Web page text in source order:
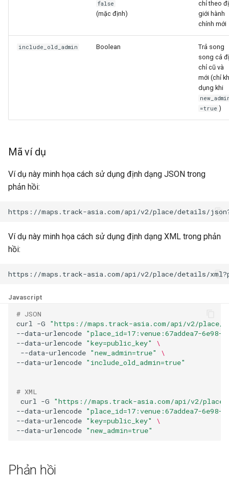
false
(mặc định)
chỉ theo
giới hành
chính mới
include_old_admin Boolean
Trả song
song cả
chỉ cũ và
mới (chỉ
dụng khi
=true )
Mã ví dụ
Ví dụ này minh họa cách sử dụng định dạng JSON trong
phản hồi:
Ví dụ này minh họa cách sử dụng định dạng XML trong phản
hồi:
Javascript
# JSON
curl
-G
"https://maps.track-asia.com/api/v2/
--data-urlencode "place_id=17:venue:67addea7-6e98-
--data-urlencode "key=public_key"
\
--data-urlencode "new_admin=true"
\
--data-urlencode "include_old_admin=true"
# XML
curl
-G
"https://maps.track-asia.com/api/v2/
--data-urlencode "place_id=17:venue:67addea7-6e98-
--data-urlencode "key=public_key"
\
--data-urlencode "new_admin=true"
Phản hồi